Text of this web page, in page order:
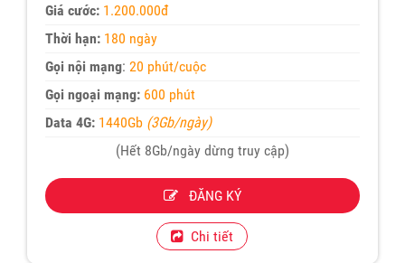
Giá cước: 1.200.000đ
Thời hạn: 180 ngày
Gọi nội mạng:20 phút/cuộc
Gọi ngoại mạng: 600 phút
Data 4G: 1440Gb (3Gb/ngày)
(Hết 8Gb/ngày dừng truy cập)
ĐĂNG KÝ
Chi tiết